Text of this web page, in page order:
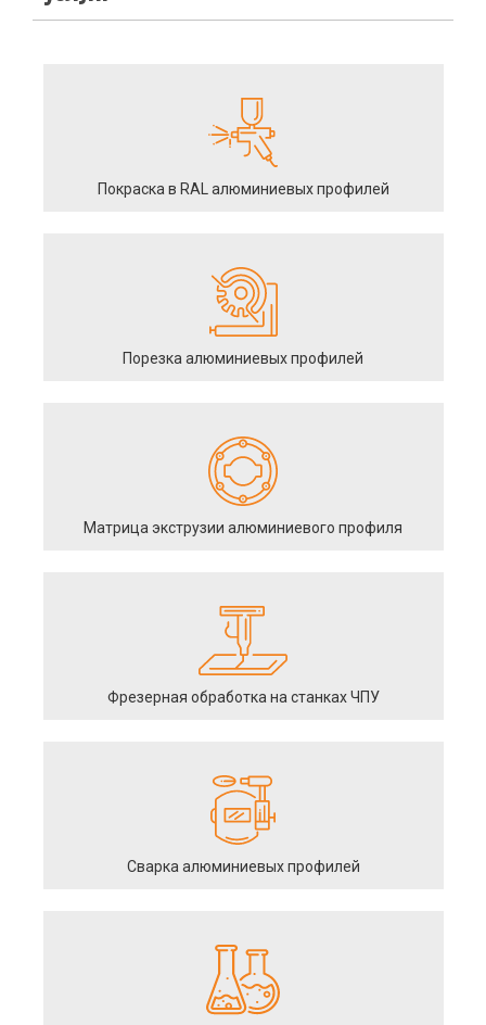
Покраска в RAL алюминиевых профилей
Порезка алюминиевых профилей
Матрица экструзии алюминиевого профиля
Фрезерная обработка на станках ЧПУ
Сварка алюминиевых профилей